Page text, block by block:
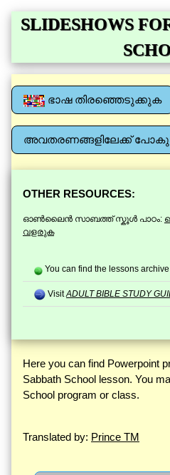
SLIDESHOWS
ഭാഷ തിരഞ്ഞെടുക്കുക
അവതരണങ്ങളിലേക്ക്
OTHER RESOURCES:
ഓൺലൈൻ സാബത്ത് സ്കൂൾ പാഠം:
വളരുക
You can find the lessons
VisitADULT BIBLE STUDY
Here you can find Powerpoint
Sabbath School lesson. You
School program or class.
Translated by: Prince TM